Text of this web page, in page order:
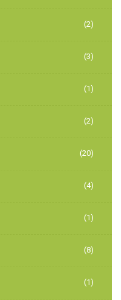
(2)
(3)
(1)
(2)
(20)
(4)
(1)
(8)
(1)